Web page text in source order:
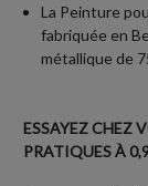
La Peinture
fabriquée en
métallique de
ESSAYEZ CHEZ
PRATIQUES À